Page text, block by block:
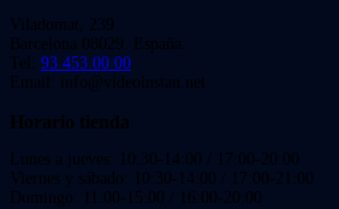
Viladomat, 239
Barcelona 08029. España.
Tel: 93 453 00 00
Email: info@videoinstan.net
Horario tienda
Lunes a jueves: 10:30-14:00 / 17:00-20:00
Viernes y sábado: 10:30-14:00 / 17:00-21:00
Domingo: 11:00-15:00 / 16:00-20:00